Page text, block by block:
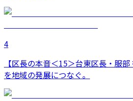
4
【区長の本音＜15＞台東区長・服
を地域の発展につなぐ。